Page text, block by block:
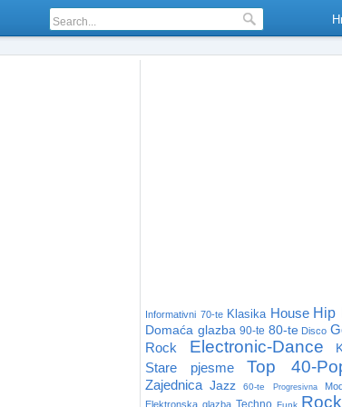
Informativni 70-te Klasika House Hip
Domaća glazba 90-te 80-te Disco
Rock
Electronic-Dance
Stare pjesme Top 40-
Zajednica Jazz 60-te Progresivna
Elektronska glazba Techno Funk Rock